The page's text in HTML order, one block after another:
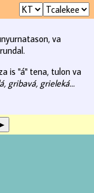
va
is "á" tena, tulon va
gribavá, grieleká...